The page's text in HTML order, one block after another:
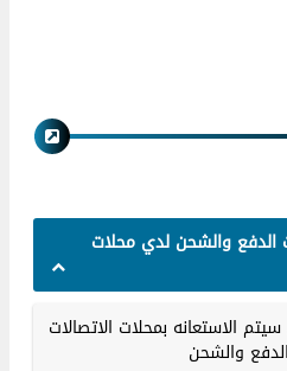
والشحن لدي محلات
الاستعانه بمحلات الاتصالات
والشحن